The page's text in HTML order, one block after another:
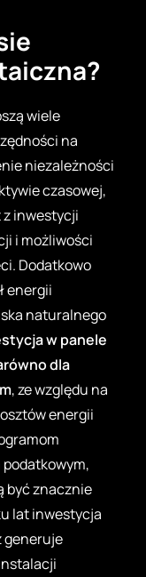
wiele
na
niezależności
czasowej,
inwestycji
i możliwości
Dodatkowo
energii
naturalnego
w panele
dla
, ze względu na
energii
być znacznie
lat inwestycja
generuje